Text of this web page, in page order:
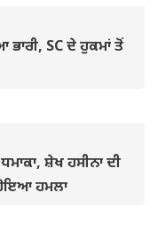
ਭਾਰੀ, SC ਦੇ ਹੁਕਮਾਂ ਤੋਂ
ਸ਼ੇਖ ਹਸੀਨਾ ਦੀ
ਹੋਇਆ ਹਮਲਾ